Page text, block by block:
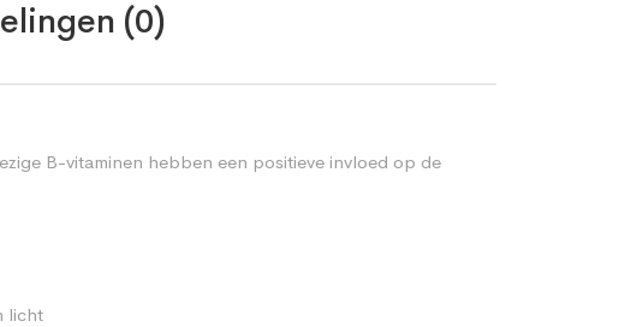
(0)
B-vitaminen hebben een positieve invloed op de
licht